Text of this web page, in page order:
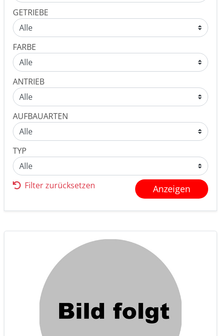
GETRIEBE
FARBE
ANTRIEB
AUFBAUARTEN
TYP
Filter zurücksetzen Anzeigen